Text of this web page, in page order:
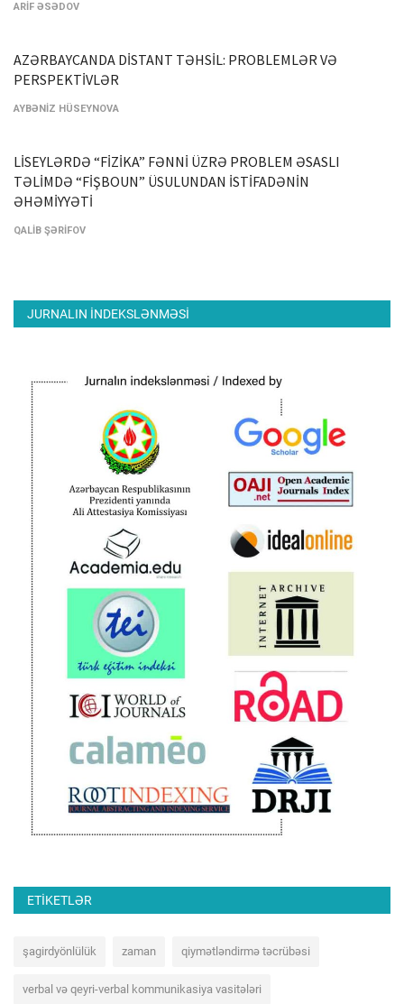
ARİF ƏSƏDOV
AZƏRBAYCANDA DİSTANT TƏHSİL: PROBLEMLƏR VƏ
PERSPEKTİVLƏR
AYBƏNİZ HÜSEYNOVA
LİSEYLƏRDƏ “FİZİKA” FƏNNİ ÜZRƏ PROBLEM ƏSASLI
TƏLİMDƏ “FİŞBOUN” ÜSULUNDAN İSTİFADƏNİN
ƏHƏMİYYƏTİ
QALİB ŞƏRİFOV
JURNALIN INDEKSLƏNMƏSI
ETIKETLƏR
şagirdyönlülük zaman qiymətləndirmə təcrübəsi
verbal və qeyri-verbal kommunikasiya vasitələri